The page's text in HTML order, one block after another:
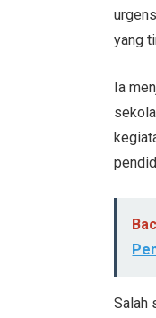
yang
Ia
Salah